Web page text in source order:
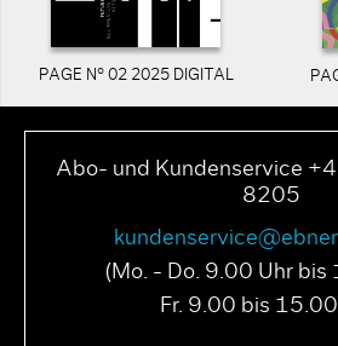
PAGE N° 02 2025 DIGITAL
Abo- und Kundenservice
8205
(Mo. - Do. 9.00 Uhr bis
Fr. 9.00 bis